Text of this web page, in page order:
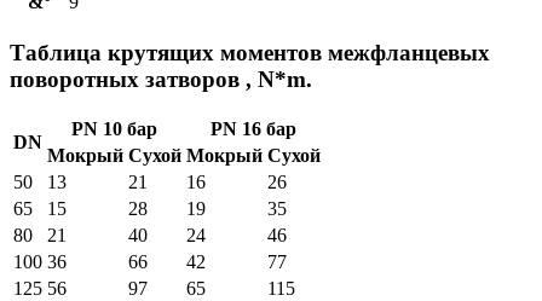
Таблица крутящих моментов межфланцевых
поворотных затворов , N*m.
DN
PN 10 бар
PN 16 бар
Мокрый Сухой Мокрый Сухой
50
13 21 16
26
65
15 28 19
35
80
21 40 24
46
100 36 66 42
77
125 56 97 65
115